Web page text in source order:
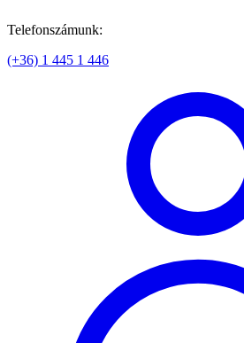
Telefonszámunk:
(+36) 1 445 1 446